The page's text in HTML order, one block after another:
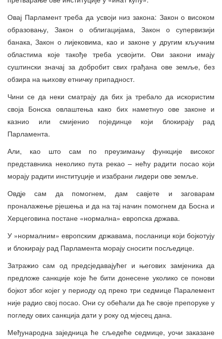
Овај Парламент треба да усвоји низ закона: Закон о високом
образовању, Закон о облигацијама, Закон о супервизији
банака, Закон о лијековима, као и законе у другим кључним
областима које такође треба усвојити. Ови закони имају
суштински значај за добробит свих грађана ове земље, без
обзира на њихову етничку припадност.
Чини се да неки сматрају да бих ја требало да искористим
своја Бонска овлаштења како бих наметнуо ове законе и
казнио или смијенио појединце који блокирају рад
Парламента.
Али, као што сам по преузимању функције високог
представника неколико пута рекао – нећу радити посао који
морају радити институције и изабрани лидери ове земље.
Овдје сам да помогнем, дам савјете и заговарам
проналажење рјешења и да на тај начин помогнем да Босна и
Херцеговина постане «нормална» европска држава.
У »нормалним» европским државама, посланици који бојкотују
и блокирају рад Парламента морају сносити посљедице.
Затражио сам од предсједавајућег и његових замјеника да
предложе санкције које ће бити донесене уколико се понови
бојкот због којег у периоду од преко три седмице Паралемент
није радио свој посао. Они су обећали да ће своје препоруке у
погледу ових санкција дати у року од мјесец дана.
Међународна заједница ће сљедеће седмице, уочи заказане